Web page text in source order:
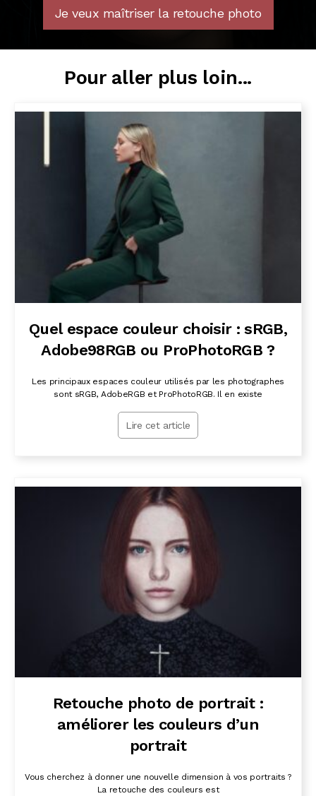
Je veux maîtriser la retouche photo
Pour aller plus loin...
Quel espace couleur choisir : sRGB,
Adobe98RGB ou ProPhotoRGB ?
Les principaux espaces couleur utilisés par les photographes
sont sRGB, AdobeRGB et ProPhotoRGB. Il en existe
Lire cet article
Retouche photo de portrait :
améliorer les couleurs d’un
portrait
Vous cherchez à donner une nouvelle dimension à vos portraits ?
La retouche des couleurs est